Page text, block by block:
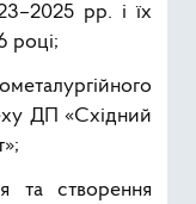
рр. і їх
році;
ДП «Східний
та створення